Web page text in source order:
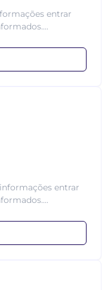
entrar
entrar